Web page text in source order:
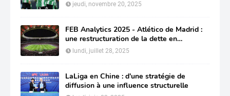
jeudi, novembre 20, 2025
FEB Analytics 2025 - Atlético de Madrid :
une restructuration de la dette en
profondeur pour préserver sa compétitivité
lundi, juillet 28, 2025
LaLiga en Chine : d'une stratégie de
diffusion à une influence structurelle